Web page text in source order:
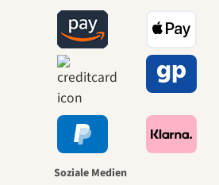
Soziale Medien